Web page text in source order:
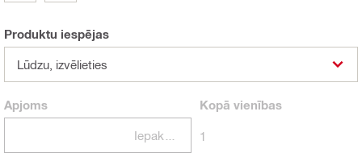
Produktu iespējas
Lūdzu, izvēlieties
Apjoms Kopā vienības
1